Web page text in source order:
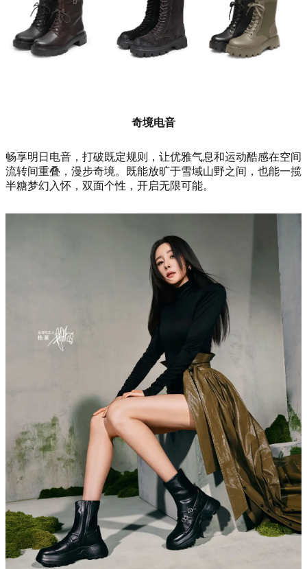
奇境电音
畅享明日电音，打破既定规则，让优雅气息和运动酷感在空间
流转间重叠，漫步奇境。既能放旷于雪域山野之间，也能一揽
半糖梦幻入怀，双面个性，开启无限可能。